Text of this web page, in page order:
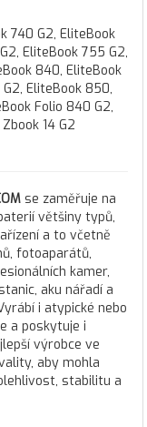
740 G2, EliteBook
EliteBook 755 G2,
840, EliteBook
EliteBook 850,
Folio 840 G2,
14 G2
se zaměřuje na
většiny typů,
a to včetně
fotoaparátů,
kamer,
aku nářadí a
i atypické nebo
a poskytuje i
výrobce ve
aby mohla
stabilitu a